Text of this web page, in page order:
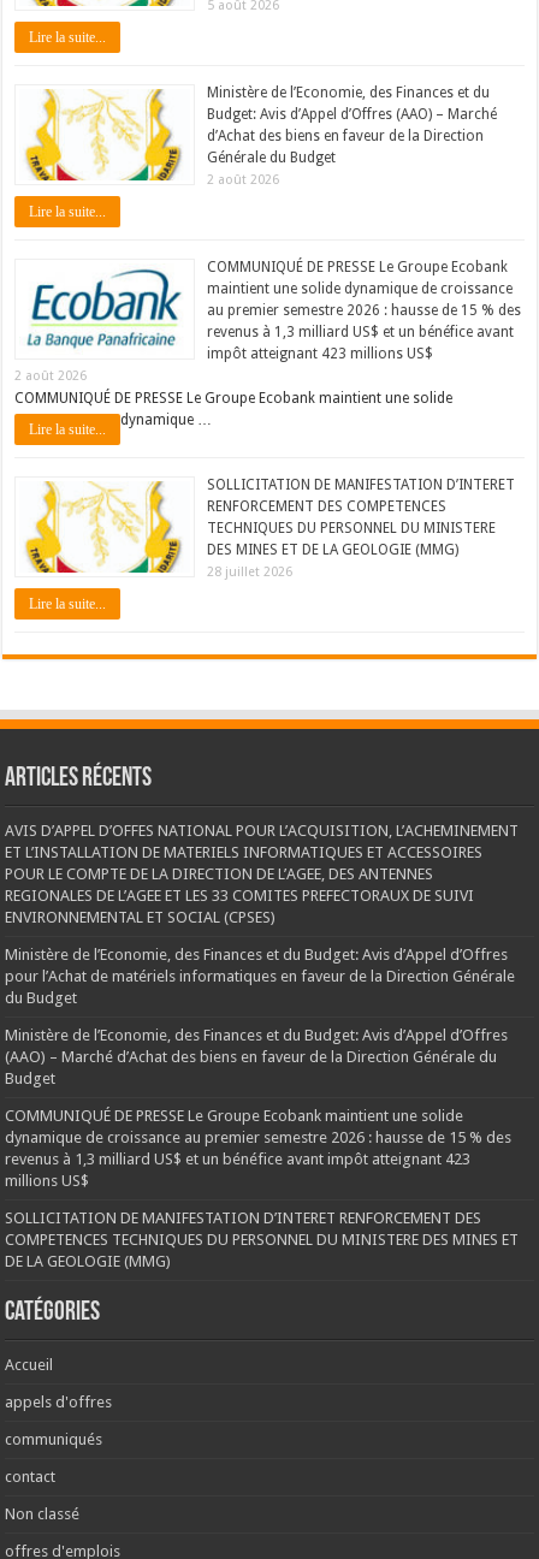
5 août 2026
Lire la suite...
Ministère de l’Economie, des Finances et du
Budget: Avis d’Appel d’Offres (AAO) – Marché
d’Achat des biens en faveur de la Direction
Générale du Budget
2 août 2026
Lire la suite...
COMMUNIQUÉ DE PRESSE Le Groupe Ecobank
maintient une solide dynamique de croissance
au premier semestre 2026 : hausse de 15 % des
revenus à 1,3 milliard US$ et un bénéfice avant
impôt atteignant 423 millions US$
2 août 2026
COMMUNIQUÉ DE PRESSE Le Groupe Ecobank maintient une solide
dynamique …
Lire la suite...
SOLLICITATION DE MANIFESTATION D’INTERET
RENFORCEMENT DES COMPETENCES
TECHNIQUES DU PERSONNEL DU MINISTERE
DES MINES ET DE LA GEOLOGIE (MMG)
28 juillet 2026
Lire la suite...
Articles récents
AVIS D’APPEL D’OFFES NATIONAL POUR L’ACQUISITION, L’ACHEMINEMENT
ET L’INSTALLATION DE MATERIELS INFORMATIQUES ET ACCESSOIRES
POUR LE COMPTE DE LA DIRECTION DE L’AGEE, DES ANTENNES
REGIONALES DE L’AGEE ET LES 33 COMITES PREFECTORAUX DE SUIVI
ENVIRONNEMENTAL ET SOCIAL (CPSES)
Ministère de l’Economie, des Finances et du Budget: Avis d’Appel d’Offres
pour l’Achat de matériels informatiques en faveur de la Direction Générale
du Budget
Ministère de l’Economie, des Finances et du Budget: Avis d’Appel d’Offres
(AAO) – Marché d’Achat des biens en faveur de la Direction Générale du
Budget
COMMUNIQUÉ DE PRESSE Le Groupe Ecobank maintient une solide
dynamique de croissance au premier semestre 2026 : hausse de 15 % des
revenus à 1,3 milliard US$ et un bénéfice avant impôt atteignant 423
millions US$
SOLLICITATION DE MANIFESTATION D’INTERET RENFORCEMENT DES
COMPETENCES TECHNIQUES DU PERSONNEL DU MINISTERE DES MINES ET
DE LA GEOLOGIE (MMG)
Catégories
Accueil
appels d'offres
communiqués
contact
Non classé
offres d'emplois